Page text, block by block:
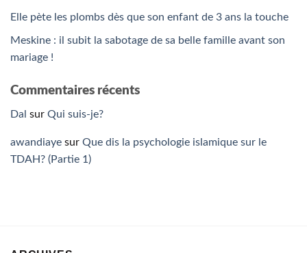
Elle pète les plombs dès que son enfant de 3 ans la touche
Meskine : il subit la sabotage de sa belle famille avant son
mariage !
Commentaires récents
Dal sur Qui suis-je?
awandiaye sur Que dis la psychologie islamique sur le
TDAH? (Partie 1)